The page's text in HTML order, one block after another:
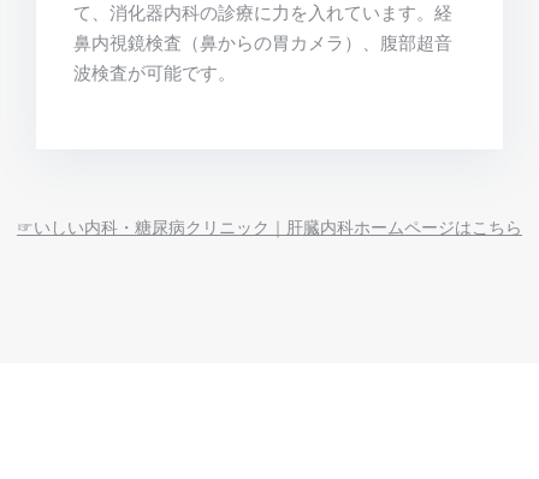
て、消化器内科の診療に力を入れています。経
鼻内視鏡検査（鼻からの胃カメラ）、腹部超音
波検査が可能です。
☞いしい内科・糖尿病クリニック｜肝臓内科ホームページはこちら